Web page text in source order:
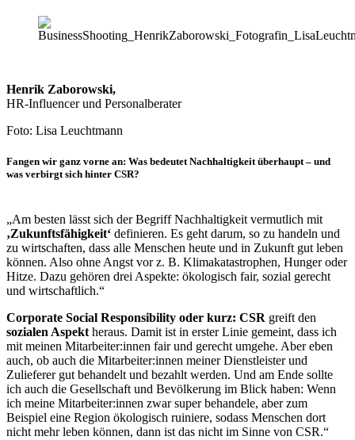
Henrik Zaborowski,
HR-Influencer und Personalberater
Foto: Lisa Leuchtmann
Fangen wir ganz vorne an: Was bedeutet Nachhaltigkeit überhaupt – und
was verbirgt sich hinter CSR?
„Am besten lässt sich der Begriff Nachhaltigkeit vermutlich mit
‚Zukunftsfähigkeit‘ definieren. Es geht darum, so zu handeln und
zu wirtschaften, dass alle Menschen heute und in Zukunft gut leben
können. Also ohne Angst vor z. B. Klimakatastrophen, Hunger oder
Hitze. Dazu gehören drei Aspekte: ökologisch fair, sozial gerecht
und wirtschaftlich.“
Corporate Social Responsibility oder kurz: CSR greift den
sozialen Aspekt heraus. Damit ist in erster Linie gemeint, dass ich
mit meinen Mitarbeiter:innen fair und gerecht umgehe. Aber eben
auch, ob auch die Mitarbeiter:innen meiner Dienstleister und
Zulieferer gut behandelt und bezahlt werden. Und am Ende sollte
ich auch die Gesellschaft und Bevölkerung im Blick haben: Wenn
ich meine Mitarbeiter:innen zwar super behandele, aber zum
Beispiel eine Region ökologisch ruiniere, sodass Menschen dort
nicht mehr leben können, dann ist das nicht im Sinne von CSR.“